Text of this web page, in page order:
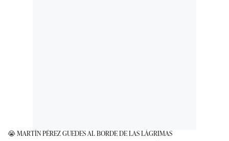
😭 MARTÍN PÉREZ GUEDES AL BORDE DE LAS LÁGRIMAS